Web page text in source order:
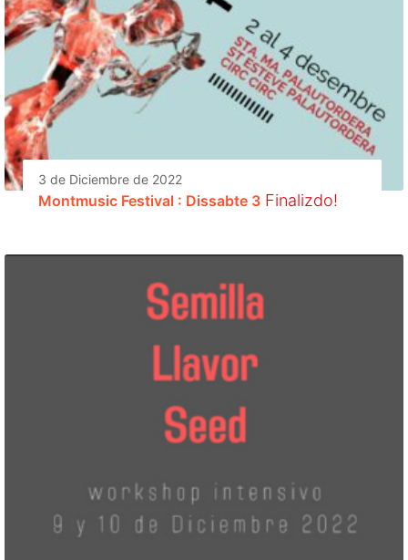
3 de Diciembre de 2022
Montmusic Festival : Dissabte 3 Finalizdo!